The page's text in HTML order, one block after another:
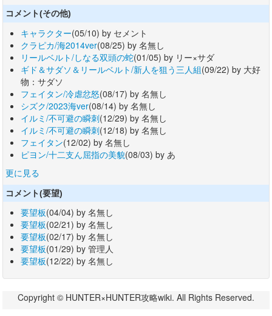
コメント(その他)
キャラクター(05/10) by セメント
クラピカ/海2014ver(08/25) by 名無し
リールベルト/しなる双頭の蛇(01/05) by リー×サダ
ギド＆サダソ＆リールベルト/新人を狙う三人組(09/22) by 大好
物：サダソ
フェイタン/冷虐忿怒(08/17) by 名無し
シズク/2023海ver(08/14) by 名無し
イルミ/不可避の瞬刺(12/29) by 名無し
イルミ/不可避の瞬刺(12/18) by 名無し
フェイタン(12/02) by 名無し
ピヨン/十二支ん屈指の美貌(08/03) by あ
更に見る
コメント(要望)
要望板(04/04) by 名無し
要望板(02/21) by 名無し
要望板(02/17) by 名無し
要望板(01/29) by 管理人
要望板(12/22) by 名無し
Copyright © HUNTER×HUNTER攻略wiki. All Rights Reserved.